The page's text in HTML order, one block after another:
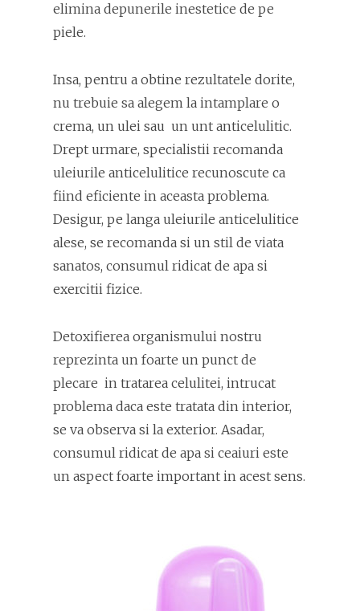
elimina depunerile inestetice de pe
piele.
Insa, pentru a obtine rezultatele dorite,
nu trebuie sa alegem la intamplare o
crema, un ulei sau un unt anticelulitic.
Drept urmare, specialistii recomanda
uleiurile anticelulitice recunoscute ca
fiind eficiente in aceasta problema.
Desigur, pe langa uleiurile anticelulitice
alese, se recomanda si un stil de viata
sanatos, consumul ridicat de apa si
exercitii fizice.
Detoxifierea organismului nostru
reprezinta un foarte un punct de
plecare in tratarea celulitei, intrucat
problema daca este tratata din interior,
se va observa si la exterior. Asadar,
consumul ridicat de apa si ceaiuri este
un aspect foarte important in acest sens.